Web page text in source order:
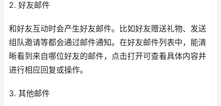
2. 好友邮件
和好友互动时会产生好友邮件。比如好友赠送礼物、发送
组队邀请等都会通过邮件通知。在好友邮件列表中，能清
晰看到来自哪位好友的邮件，点击打开可查看具体内容并
进行相应回复或操作。
3. 其他邮件